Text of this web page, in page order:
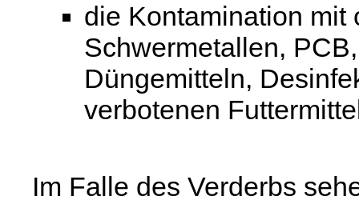
die Kontamination mit
Schwermetallen,
Düngemitteln,
verbotenen
Im Falle des Verderbs